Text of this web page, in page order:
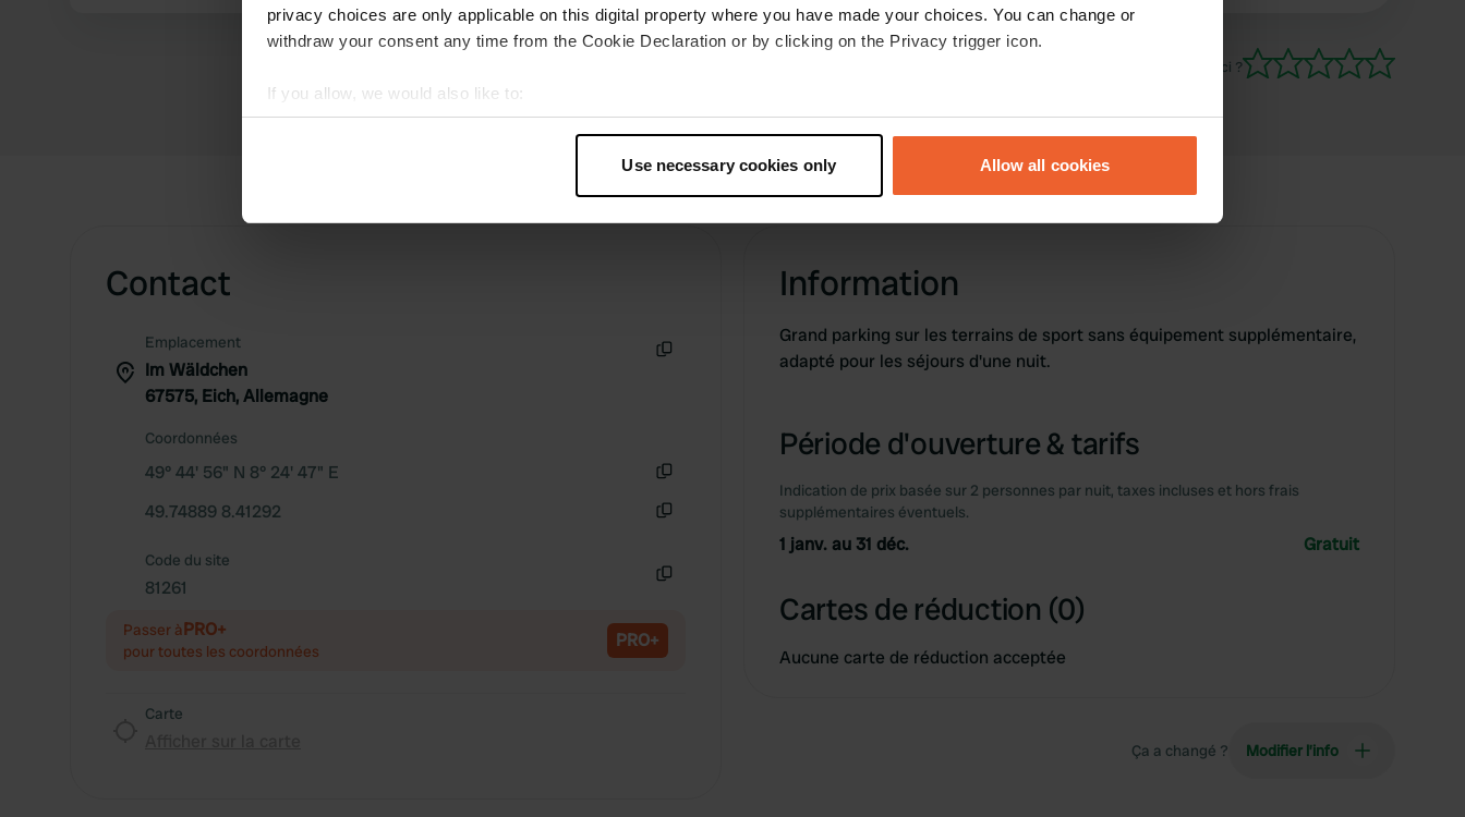
privacy choices are only applicable on this digital property where you have made your choices. You can change or
withdraw your consent any time from the Cookie Declaration or by clicking on the Privacy trigger icon.
If you allow, we would also like to:
Collect information about your geographical location which can be accurate to within several meters
Find out more about how your personal data is processed and set your preferences in the
other information that you’ve provided to them or that they’ve collected from your use of their services.
Use necessary cookies only Allow all cookies
Es-tu déjà venu ici ?
Contact
Emplacement
Im Wäldchen
67575, Eich, Allemagne
Coordonnées
49° 44' 56" N 8° 24' 47" E
49.74889 8.41292
Code du site
81261
Passer àPRO+
pour toutes les coordonnées PRO+
Carte
Information
Grand parking sur les terrains de sport sans équipement supplémentaire,
adapté pour les séjours d'une nuit.
Période d'ouverture & tarifs
Indication de prix basée sur 2 personnes par nuit, taxes incluses et hors frais
supplémentaires éventuels.
1 janv. au 31 déc. Gratuit
Cartes de réduction (0)
Aucune carte de réduction acceptée
Ça a changé ? Modifier l’info